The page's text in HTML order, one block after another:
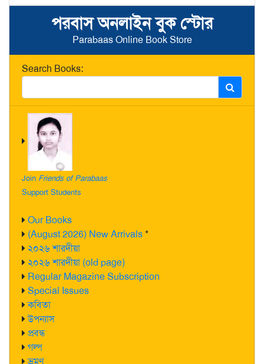
পরবাস অনলাইন বুক স্টোর
Parabaas Online Book Store
Search Books:
Join Friends of Parabaas
Support Students
Our Books
(August 2026) New Arrivals*
২০২৬ শারদীয়া
২০২৬ শারদীয়া (old page)
Regular Magazine Subscription
Special Issues
কবিতা
উপন্যাস
প্রবন্ধ
গল্প
ভ্রমণ